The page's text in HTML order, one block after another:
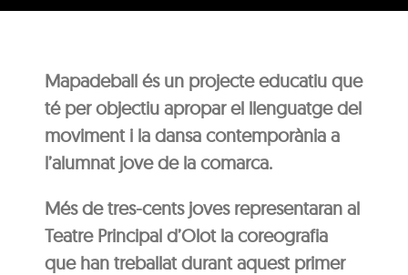
Mapadeball és un projecte educatiu que
té per objectiu apropar el llenguatge del
moviment i la dansa contemporània a
l’alumnat jove de la comarca.
Més de tres-cents joves representaran al
Teatre Principal d’Olot la coreografia
que han treballat durant aquest primer